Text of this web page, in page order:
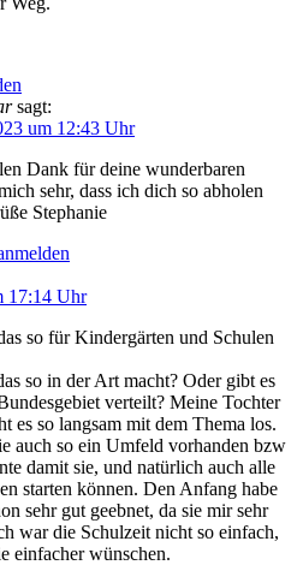
sagt:
um 12:43 Uhr
Dank für deine wunderbaren
sehr, dass ich dich so abholen
Stephanie
17:14 Uhr
so für Kindergärten und Schulen
so in der Art macht? Oder gibt es
verteilt? Meine Tochter
es so langsam mit dem Thema los.
auch so ein Umfeld vorhanden bzw
damit sie, und natürlich auch alle
starten können. Den Anfang habe
sehr gut geebnet, da sie mir sehr
war die Schulzeit nicht so einfach,
einfacher wünschen.